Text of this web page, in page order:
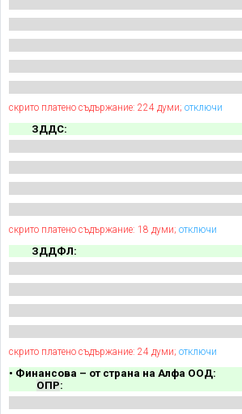
скрито платено съдържание: 224 думи; отключи
ЗДДС:
скрито платено съдържание: 18 думи; отключи
ЗДДФЛ:
скрито платено съдържание: 24 думи; отключи
• Финансова – от страна на Алфа ООД:
ОПР: